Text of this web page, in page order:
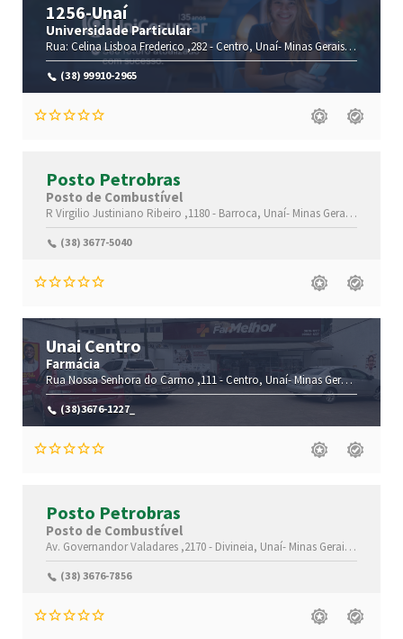
1256-Unaí
Universidade Particular
Rua: Celina Lisboa Frederico ,282 -Centro, Unaí-Minas Gerais(MG)
(38) 99910-2965
Posto Petrobras
Posto de Combustível
R Virgilio Justiniano Ribeiro ,1180 - Barroca, Unaí- Minas Gerais(MG)
(38) 3677-5040
Unai Centro
Farmácia
Rua Nossa Senhora do Carmo ,111 -Centro, Unaí-Minas Gerais(MG)
(38)3676-1227_
Posto Petrobras
Posto de Combustível
Av. Governandor Valadares ,2170 - Divineia, Unaí- Minas Gerais(MG)
(38) 3676-7856